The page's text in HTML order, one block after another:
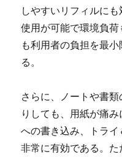
しやすいリフィルに
使用が可能で環境負
も利用者の負担を最
る。
さらに、ノートや書
りしても、用紙が痛
への書き込み、トラ
非常に有効である。